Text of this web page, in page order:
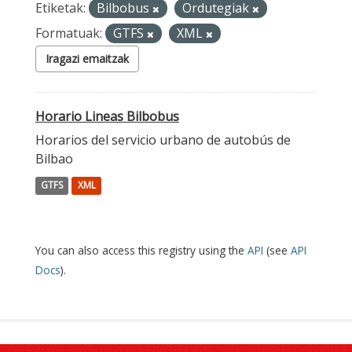
Etiketak: Bilbobus
Ordutegiak
Formatuak:
GTFS XML
Iragazi emaitzak
Horario Lineas Bilbobus
Horarios del servicio urbano de autobús de
Bilbao
GTFS XML
You can also access this registry using the API (see API
Docs).